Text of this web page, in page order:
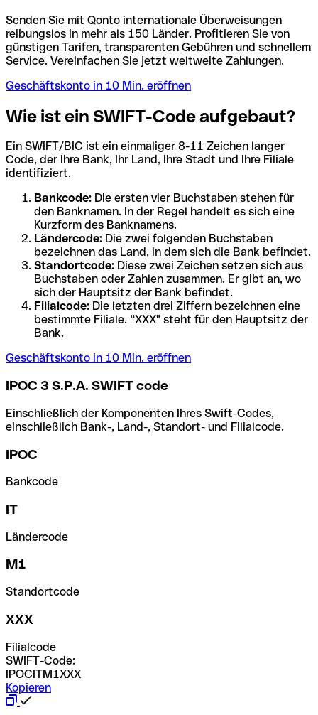
Senden Sie mit Qonto internationale Überweisungen
reibungslos in mehr als 150 Länder. Profitieren Sie von
günstigen Tarifen, transparenten Gebühren und schnellem
Service. Vereinfachen Sie jetzt weltweite Zahlungen.
Geschäftskonto in 10 Min. eröffnen
Wie ist ein SWIFT-Code aufgebaut?
Ein SWIFT/BIC ist ein einmaliger 8-11 Zeichen langer
Code, der Ihre Bank, Ihr Land, Ihre Stadt und Ihre Filiale
identifiziert.
Bankcode: Die ersten vier Buchstaben stehen für
den Banknamen. In der Regel handelt es sich eine
Kurzform des Banknamens.
Ländercode: Die zwei folgenden Buchstaben
bezeichnen das Land, in dem sich die Bank befindet.
Standortcode: Diese zwei Zeichen setzen sich aus
Buchstaben oder Zahlen zusammen. Er gibt an, wo
sich der Hauptsitz der Bank befindet.
Filialcode: Die letzten drei Ziffern bezeichnen eine
bestimmte Filiale. “XXX" steht für den Hauptsitz der
Bank.
Geschäftskonto in 10 Min. eröffnen
IPOC 3 S.P.A. SWIFT code
Einschließlich der Komponenten Ihres Swift-Codes,
einschließlich Bank-, Land-, Standort- und Filialcode.
IPOC
Bankcode
IT
Ländercode
M1
Standortcode
XXX
Filialcode
SWIFT-Code:
IPOCITM1XXX
Kopieren